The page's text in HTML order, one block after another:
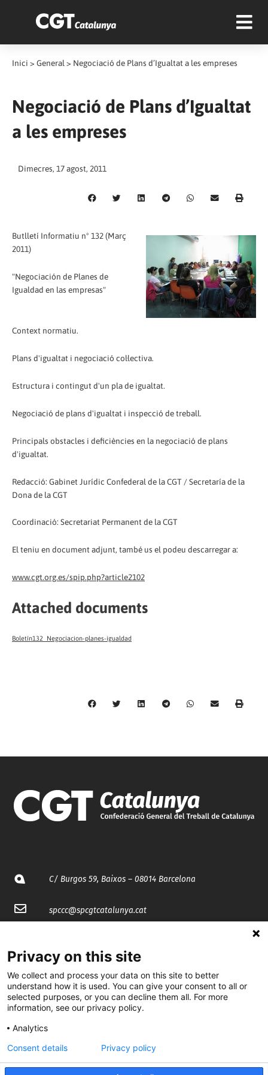
Inici > General > Negociació de Plans d’Igualtat a les empreses
Negociació de Plans d’Igualtat
a les empreses
Dimecres, 17 agost, 2011
Butlletí Informatiu nº 132 (Març
2011)
"Negociación de Planes de
Igualdad en las empresas"
Context normatiu.
Plans d'igualtat i negociació col·lectiva.
Estructura i contingut d'un pla de igualtat.
Negociació de plans d'igualtat i inspecció de treball.
Principals obstacles i deficiències en la negociació de plans
d'igualtat.
Redacció: Gabinet Jurídic Confederal de la CGT / Secretaría de la
Dona de la CGT
Coordinació: Secretariat Permanent de la CGT
El teniu en document adjunt, també us el podeu descarregar a:
www.cgt.org.es/spip.php?article2102
Attached documents
Boletín132_Negociacion-planes-igualdad
C/ Burgos 59, Baixos – 08014 Barcelona
spccc@spcgtcatalunya.cat
@CGTCatalunya
cgtcatalunya
cgtcatalunya
Privacy on this site
We collect and process your data on this site to better
understand how it is used. You can give your consent to all or
selected purposes, or you can decline them all. For more
information, see our privacy policy.
Analytics
Consent details Privacy policy